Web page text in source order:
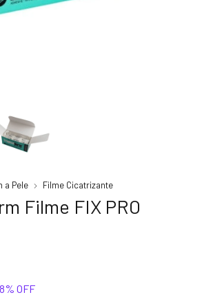
a Pele Filme Cicatrizante
Filme FIX PRO
% OFF